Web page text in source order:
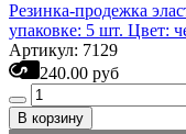
Резинка-продежка
упаковке: 5 шт. Цвет:
Артикул: 7129
240.00 руб
В корзину